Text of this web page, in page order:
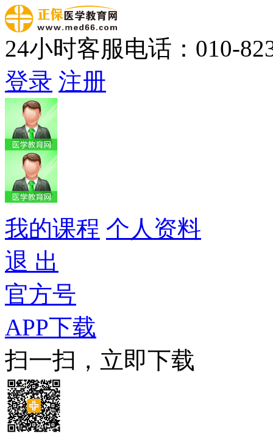
24小时客服电话：010-
登录 注册
我的课程 个人资料
退 出
官方号
APP下载
扫一扫，立即下载